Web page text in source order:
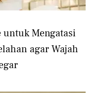
untuk Mengatasi
agar Wajah